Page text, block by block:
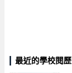
最近的學校閱歷